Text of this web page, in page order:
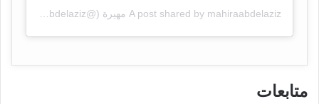
A post shared by mahiraabdelaziz مهيرة (@mahiraabdelaziz)
متابعات